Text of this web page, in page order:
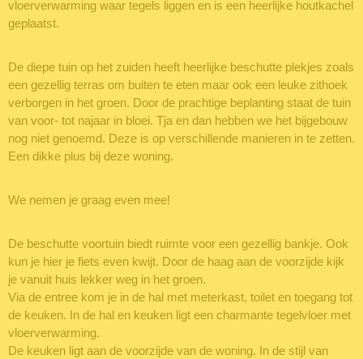
vloerverwarming waar tegels liggen en is een heerlijke houtkachel
geplaatst.
De diepe tuin op het zuiden heeft heerlijke beschutte plekjes zoals
een gezellig terras om buiten te eten maar ook een leuke zithoek
verborgen in het groen. Door de prachtige beplanting staat de tuin
van voor- tot najaar in bloei. Tja en dan hebben we het bijgebouw
nog niet genoemd. Deze is op verschillende manieren in te zetten.
Een dikke plus bij deze woning.
We nemen je graag even mee!
De beschutte voortuin biedt ruimte voor een gezellig bankje. Ook
kun je hier je fiets even kwijt. Door de haag aan de voorzijde kijk
je vanuit huis lekker weg in het groen.
Via de entree kom je in de hal met meterkast, toilet en toegang tot
de keuken. In de hal en keuken ligt een charmante tegelvloer met
vloerverwarming.
De keuken ligt aan de voorzijde van de woning. In de stijl van